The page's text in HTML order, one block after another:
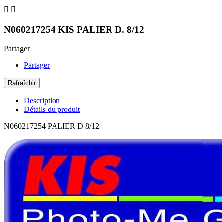
 
N060217254 KIS PALIER D. 8/12
Partager
Partager
Description
Détails du produit
N060217254 PALIER D 8/12